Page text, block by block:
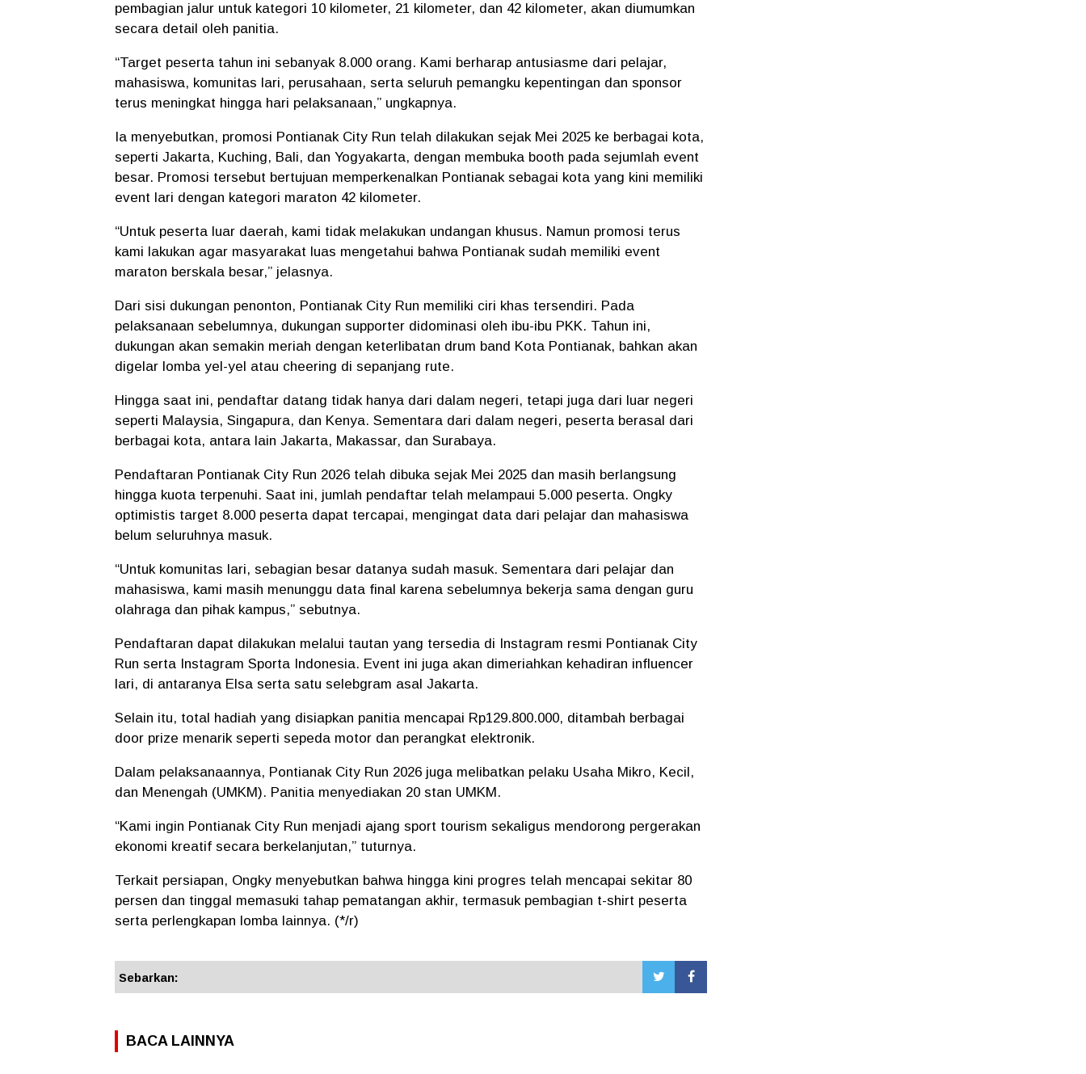
pembagian jalur untuk kategori 10 kilometer, 21 kilometer, dan 42 kilometer, akan diumumkan
secara detail oleh panitia.
“Target peserta tahun ini sebanyak 8.000 orang. Kami berharap antusiasme dari pelajar,
mahasiswa, komunitas lari, perusahaan, serta seluruh pemangku kepentingan dan sponsor
terus meningkat hingga hari pelaksanaan,” ungkapnya.
Ia menyebutkan, promosi Pontianak City Run telah dilakukan sejak Mei 2025 ke berbagai kota,
seperti Jakarta, Kuching, Bali, dan Yogyakarta, dengan membuka booth pada sejumlah event
besar. Promosi tersebut bertujuan memperkenalkan Pontianak sebagai kota yang kini memiliki
event lari dengan kategori maraton 42 kilometer.
“Untuk peserta luar daerah, kami tidak melakukan undangan khusus. Namun promosi terus
kami lakukan agar masyarakat luas mengetahui bahwa Pontianak sudah memiliki event
maraton berskala besar,” jelasnya.
Dari sisi dukungan penonton, Pontianak City Run memiliki ciri khas tersendiri. Pada
pelaksanaan sebelumnya, dukungan supporter didominasi oleh ibu-ibu PKK. Tahun ini,
dukungan akan semakin meriah dengan keterlibatan drum band Kota Pontianak, bahkan akan
digelar lomba yel-yel atau cheering di sepanjang rute.
Hingga saat ini, pendaftar datang tidak hanya dari dalam negeri, tetapi juga dari luar negeri
seperti Malaysia, Singapura, dan Kenya. Sementara dari dalam negeri, peserta berasal dari
berbagai kota, antara lain Jakarta, Makassar, dan Surabaya.
Pendaftaran Pontianak City Run 2026 telah dibuka sejak Mei 2025 dan masih berlangsung
hingga kuota terpenuhi. Saat ini, jumlah pendaftar telah melampaui 5.000 peserta. Ongky
optimistis target 8.000 peserta dapat tercapai, mengingat data dari pelajar dan mahasiswa
belum seluruhnya masuk.
“Untuk komunitas lari, sebagian besar datanya sudah masuk. Sementara dari pelajar dan
mahasiswa, kami masih menunggu data final karena sebelumnya bekerja sama dengan guru
olahraga dan pihak kampus,” sebutnya.
Pendaftaran dapat dilakukan melalui tautan yang tersedia di Instagram resmi Pontianak City
Run serta Instagram Sporta Indonesia. Event ini juga akan dimeriahkan kehadiran influencer
lari, di antaranya Elsa serta satu selebgram asal Jakarta.
Selain itu, total hadiah yang disiapkan panitia mencapai Rp129.800.000, ditambah berbagai
door prize menarik seperti sepeda motor dan perangkat elektronik.
Dalam pelaksanaannya, Pontianak City Run 2026 juga melibatkan pelaku Usaha Mikro, Kecil,
dan Menengah (UMKM). Panitia menyediakan 20 stan UMKM.
“Kami ingin Pontianak City Run menjadi ajang sport tourism sekaligus mendorong pergerakan
ekonomi kreatif secara berkelanjutan,” tuturnya.
Terkait persiapan, Ongky menyebutkan bahwa hingga kini progres telah mencapai sekitar 80
persen dan tinggal memasuki tahap pematangan akhir, termasuk pembagian t-shirt peserta
serta perlengkapan lomba lainnya. (*/r)
Sebarkan:
BACA LAINNYA